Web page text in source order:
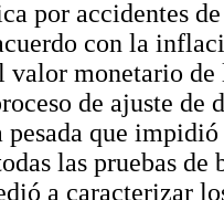
por accidentes
con la
valor monetario
de ajuste de
pesada que
las pruebas de
a caracterizar